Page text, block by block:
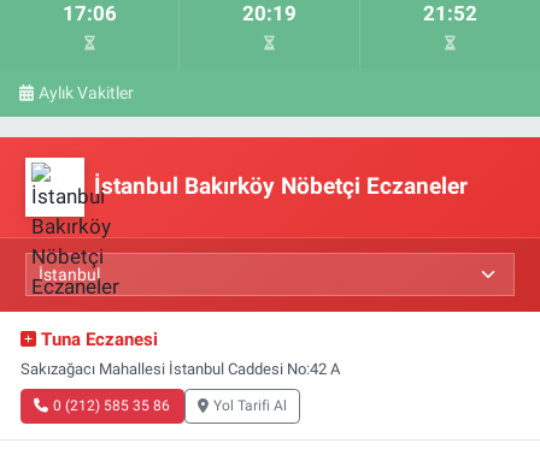
17:06 20:19 21:52
Aylık Vakitler
İstanbul Bakırköy Nöbetçi Eczaneler
Tuna Eczanesi
Sakızağacı Mahallesi İstanbul Caddesi No:42 A
0 (212) 585 35 86 Yol Tarifi Al